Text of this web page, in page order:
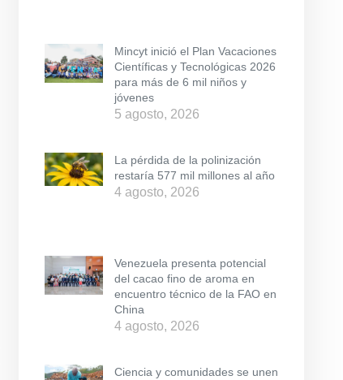
Mincyt inició el Plan Vacaciones
Científicas y Tecnológicas 2026
para más de 6 mil niños y
jóvenes
5 agosto, 2026
La pérdida de la polinización
restaría 577 mil millones al año
4 agosto, 2026
Venezuela presenta potencial
del cacao fino de aroma en
encuentro técnico de la FAO en
China
4 agosto, 2026
Ciencia y comunidades se unen